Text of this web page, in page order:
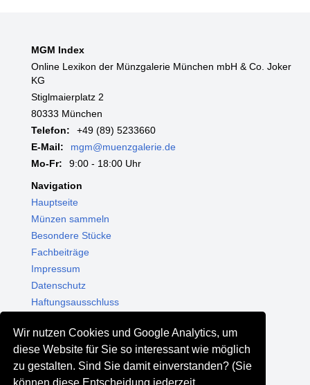
Wir nutzen Cookies und Google Analytics, um
diese Website für Sie so interessant wie möglich
zu gestalten. Sind Sie damit einverstanden? (Sie
können diese Entscheidung jederzeit
MGM Index
Online Lexikon der Münzgalerie München mbH & Co. Joker
KG
Stiglmaierplatz 2
80333 München
Telefon:
+49 (89) 5233660
E-Mail:
mgm@muenzgalerie.de
Mo-Fr:
9:00 - 18:00 Uhr
Navigation
Hauptseite
Münzen sammeln
Besondere Stücke
Fachbeiträge
Impressum
Datenschutz
Haftungsausschluss
Shop - Online kaufen
Münzgalerie München
MGM Schmuck